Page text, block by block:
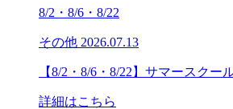
8/2・8/6・8/22
その他 2026.07.13
【8/2・8/6・8/22】サマースクー
詳細はこちら